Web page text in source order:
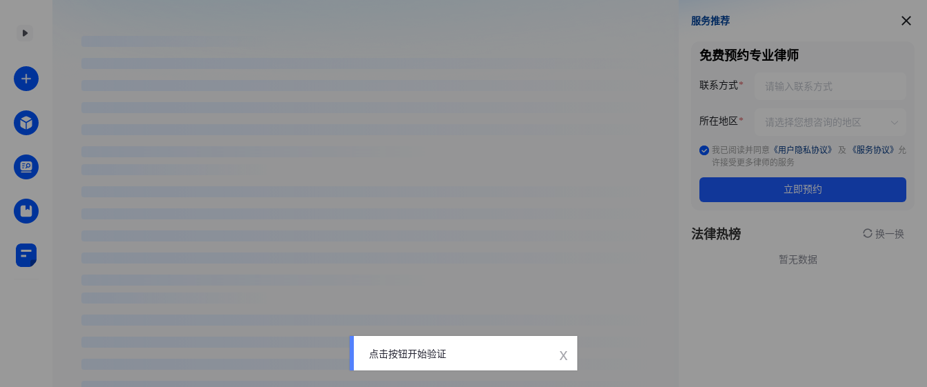
服务推荐
服务推荐
免费预约专业律师
联系方式
所在地区
我已阅读并同意 《用户隐私协议》 及 《服务协议》 允
许接受更多律师的服务
立即预约
法律热榜 换一换
暂无数据
点击按钮开始验证 x